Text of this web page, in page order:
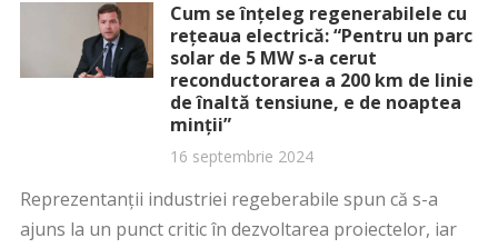
Cum se înțeleg regenerabilele cu
rețeaua electrică: “Pentru un parc
solar de 5 MW s-a cerut
reconductorarea a 200 km de linie
de înaltă tensiune, e de noaptea
minții”
16 septembrie 2024
Reprezentanții industriei regeberabile spun că s-a
ajuns la un punct critic în dezvoltarea proiectelor, iar